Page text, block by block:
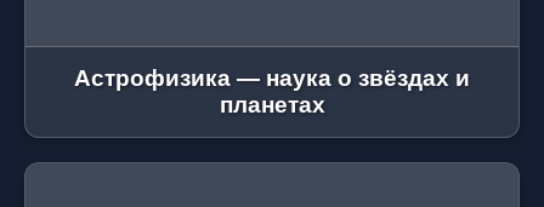
Астрофизика — наука о звёздах и
планетах